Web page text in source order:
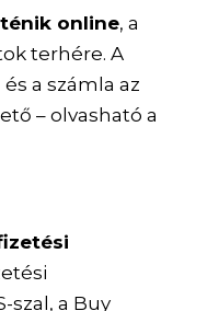
online, a
terhére. A
a számla az
– olvasható a
szal, a Buy